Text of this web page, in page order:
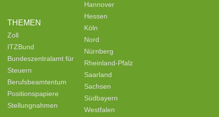
THEMEN
Zoll
ITZBund
Bundeszentralamt für
Steuern
Berufsbeamtentum
Positionspapiere
Stellungnahmen
Hannover
Hessen
Köln
Nord
Nürnberg
Rheinland-Pfalz
Saarland
Sachsen
Südbayern
Westfalen